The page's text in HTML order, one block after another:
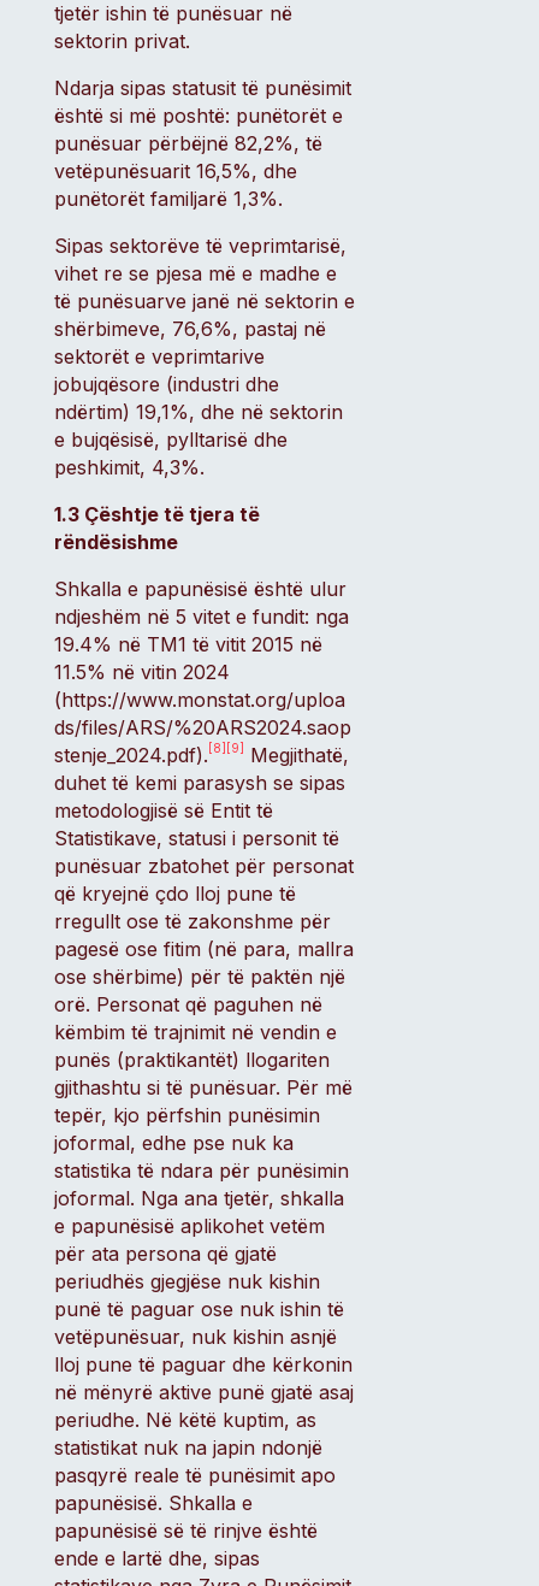
tjetër ishin të punësuar në
sektorin privat.
Ndarja sipas statusit të punësimit
është si më poshtë: punëtorët e
punësuar përbëjnë 82,2%, të
vetëpunësuarit 16,5%, dhe
punëtorët familjarë 1,3%.
Sipas sektorëve të veprimtarisë,
vihet re se pjesa më e madhe e
të punësuarve janë në sektorin e
shërbimeve, 76,6%, pastaj në
sektorët e veprimtarive
jobujqësore (industri dhe
ndërtim) 19,1%, dhe në sektorin
e bujqësisë, pylltarisë dhe
peshkimit, 4,3%.
1.3 Çështje të tjera të
rëndësishme
Shkalla e papunësisë është ulur
ndjeshëm në 5 vitet e fundit: nga
19.4% në TM1 të vitit 2015 në
11.5% në vitin 2024
(https://www.monstat.org/uploa
ds/files/ARS/%20ARS2024.saop
stenje_2024.pdf). [8] [9]
Megjithatë,
duhet të kemi parasysh se sipas
metodologjisë së Entit të
Statistikave, statusi i personit të
punësuar zbatohet për personat
që kryejnë çdo lloj pune të
rregullt ose të zakonshme për
pagesë ose fitim (në para, mallra
ose shërbime) për të paktën një
orë. Personat që paguhen në
këmbim të trajnimit në vendin e
punës (praktikantët) llogariten
gjithashtu si të punësuar. Për më
tepër, kjo përfshin punësimin
joformal, edhe pse nuk ka
statistika të ndara për punësimin
joformal. Nga ana tjetër, shkalla
e papunësisë aplikohet vetëm
për ata persona që gjatë
periudhës gjegjëse nuk kishin
punë të paguar ose nuk ishin të
vetëpunësuar, nuk kishin asnjë
lloj pune të paguar dhe kërkonin
në mënyrë aktive punë gjatë asaj
periudhe. Në këtë kuptim, as
statistikat nuk na japin ndonjë
pasqyrë reale të punësimit apo
papunësisë. Shkalla e
papunësisë së të rinjve është
ende e lartë dhe, sipas